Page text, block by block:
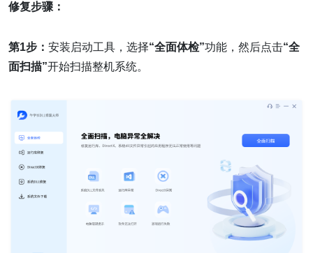
修复步骤：
第1步： 安装启动工具，选择“全面体检”功能，然后点击“全
面扫描”开始扫描整机系统。